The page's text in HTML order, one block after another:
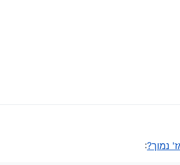
נמוך?: